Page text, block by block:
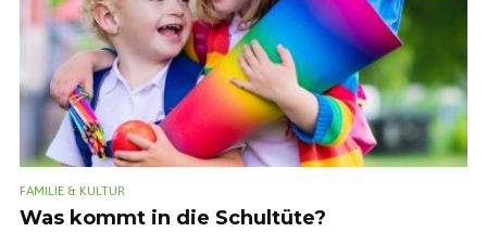
FAMILIE & KULTUR
Was kommt in die Schultüte?